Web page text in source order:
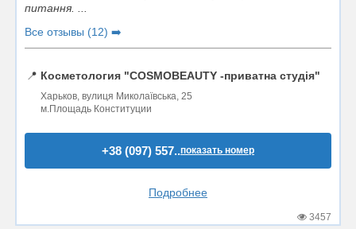
питання. ...
Все отзывы (12) ➡️
📍 Косметология "COSMOBEAUTY -приватна студія"
Харьков, вулиця Миколаївська, 25
м.Площадь Конституции
+38 (097) 557..показать номер
Подробнее
3457